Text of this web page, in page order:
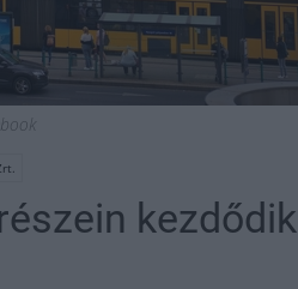
kezdődik